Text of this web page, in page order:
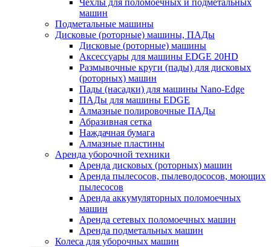
Чехлы для поломоечных и подметальных
машин
Подметальные машины
Дисковые (роторные) машины, ПАДы
Дисковые (роторные) машины
Аксессуары для машины EDGE 20HD
Размывочные круги (пады) для дисковых
(роторных) машин
Пады (насадки) для машины Nano-Edge
ПАДы для машины EDGE
Алмазные полировочные ПАДы
Абразивная сетка
Наждачная бумага
Алмазные пластины
Аренда уборочной техники
Аренда дисковых (роторных) машин
Аренда пылесосов, пылеводососов, моющих
пылесосов
Аренда аккумуляторных поломоечных
машин
Аренда сетевых поломоечных машин
Аренда подметальных машин
Колеса для уборочных машин